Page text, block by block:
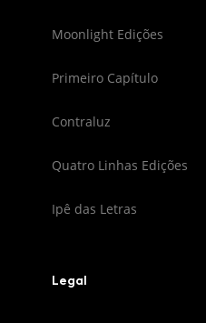
Moonlight Edições
Primeiro Capítulo
Contraluz
Quatro Linhas Edições
Ipê das Letras
Legal